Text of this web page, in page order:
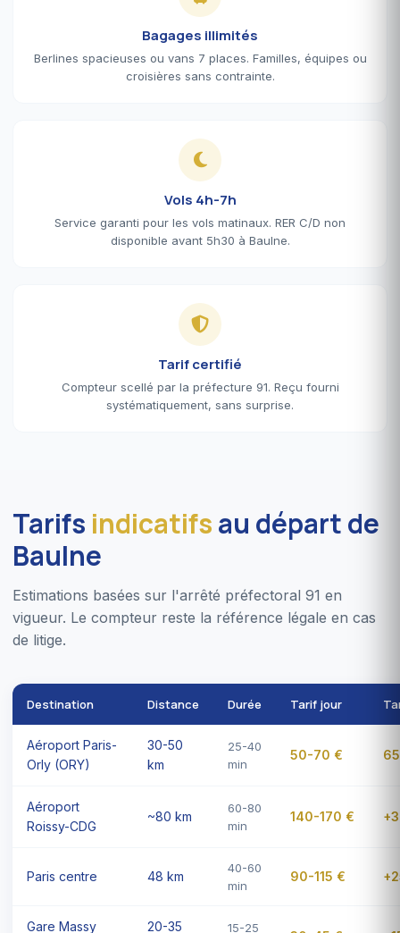
Bagages illimités
Berlines spacieuses ou vans 7 places. Familles, équipes ou
croisières sans contrainte.
Vols 4h-7h
Service garanti pour les vols matinaux. RER C/D non
disponible avant 5h30 à Baulne.
Tarif certifié
Compteur scellé par la préfecture 91. Reçu fourni
systématiquement, sans surprise.
Tarifs indicatifsau départ de
Baulne
Estimations basées sur l'arrêté préfectoral 91 en
vigueur. Le compteur reste la référence légale en cas
de litige.
Destination Distance Durée Tarif jour
Aéroport Paris-
Orly (ORY)
30-50
km
25-40
min
50-70 €
Aéroport
Roissy-CDG
~80 km
60-80
min
140-170 €
Paris centre 48 km
40-60
min
90-115 €
Gare Massy
20-35
15-25